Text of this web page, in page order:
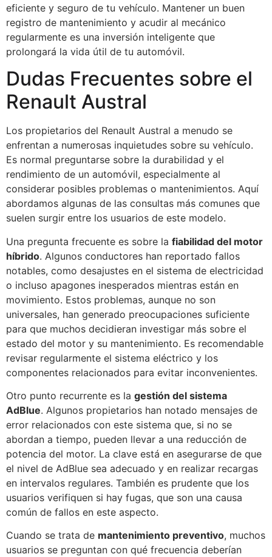
eficiente y seguro de tu vehículo. Mantener un buen
registro de mantenimiento y acudir al mecánico
regularmente es una inversión inteligente que
prolongará la vida útil de tu automóvil.
Dudas Frecuentes sobre el
Renault Austral
Los propietarios del Renault Austral a menudo se
enfrentan a numerosas inquietudes sobre su vehículo.
Es normal preguntarse sobre la durabilidad y el
rendimiento de un automóvil, especialmente al
considerar posibles problemas o mantenimientos. Aquí
abordamos algunas de las consultas más comunes que
suelen surgir entre los usuarios de este modelo.
Una pregunta frecuente es sobre la fiabilidad del motor
híbrido. Algunos conductores han reportado fallos
notables, como desajustes en el sistema de electricidad
o incluso apagones inesperados mientras están en
movimiento. Estos problemas, aunque no son
universales, han generado preocupaciones suficiente
para que muchos decidieran investigar más sobre el
estado del motor y su mantenimiento. Es recomendable
revisar regularmente el sistema eléctrico y los
componentes relacionados para evitar inconvenientes.
Otro punto recurrente es la gestión del sistema
AdBlue. Algunos propietarios han notado mensajes de
error relacionados con este sistema que, si no se
abordan a tiempo, pueden llevar a una reducción de
potencia del motor. La clave está en asegurarse de que
el nivel de AdBlue sea adecuado y en realizar recargas
en intervalos regulares. También es prudente que los
usuarios verifiquen si hay fugas, que son una causa
común de fallos en este aspecto.
Cuando se trata de mantenimiento preventivo, muchos
usuarios se preguntan con qué frecuencia deberían